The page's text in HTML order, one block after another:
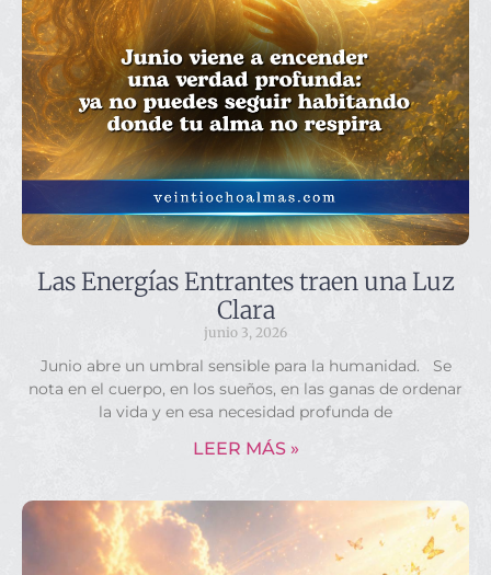
Las Energías Entrantes traen una Luz
Clara
junio 3, 2026
Junio abre un umbral sensible para la humanidad. Se
nota en el cuerpo, en los sueños, en las ganas de ordenar
la vida y en esa necesidad profunda de
LEER MÁS »